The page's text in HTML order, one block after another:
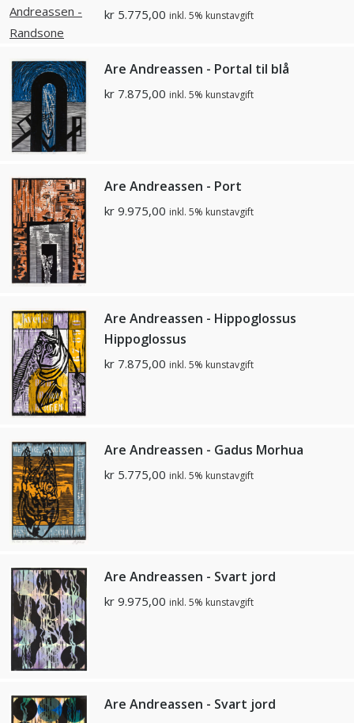
kr 5.775,00 inkl. 5% kunstavgift
Are Andreassen - Portal til blå
kr 7.875,00 inkl. 5% kunstavgift
Are Andreassen - Port
kr 9.975,00 inkl. 5% kunstavgift
Are Andreassen - Hippoglossus
Hippoglossus
kr 7.875,00 inkl. 5% kunstavgift
Are Andreassen - Gadus Morhua
kr 5.775,00 inkl. 5% kunstavgift
Are Andreassen - Svart jord
kr 9.975,00 inkl. 5% kunstavgift
Are Andreassen - Svart jord